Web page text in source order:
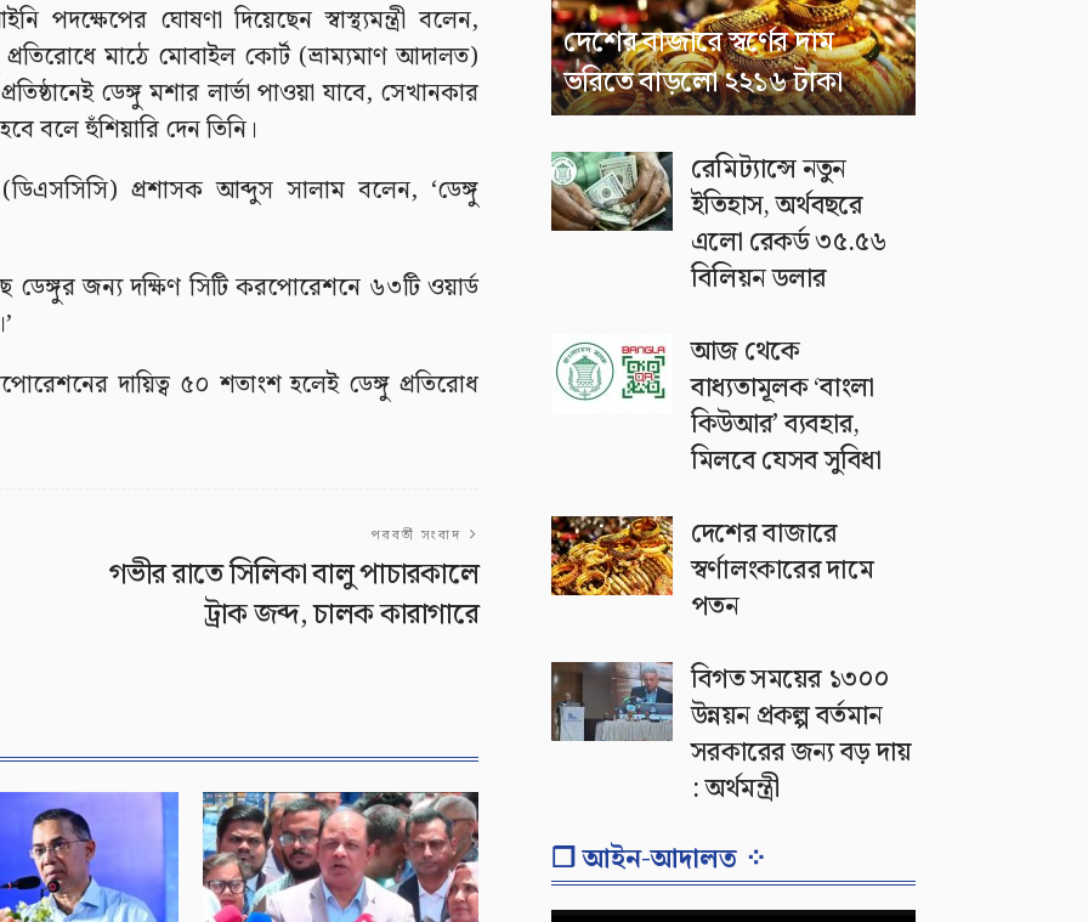
পদক্ষেপের ঘোষণা দিয়েছেন স্বাস্থ্যমন্ত্রী বলেন,
মাঠে মোবাইল কোর্ট (ভ্রাম্যমাণ আদালত)
ডেঙ্গু মশার লার্ভা পাওয়া যাবে, সেখানকার
বলে হুঁশিয়ারি দেন তিনি।
প্রশাসক আব্দুস সালাম বলেন, ‘ডেঙ্গু
জন্য দক্ষিণ সিটি করপোরেশনে ৬৩টি ওয়ার্ড
দায়িত্ব ৫০ শতাংশ হলেই ডেঙ্গু প্রতিরোধ
পরবর্তী সংবাদ
গভীর রাতে সিলিকা বালু পাচারকালে
ট্রাক জব্দ, চালক কারাগারে
দেশের বাজারে স্বর্ণের দাম
ভরিতে বাড়লো ২২১৬ টাকা
রেমিট্যান্সে নতুন
ইতিহাস, অর্থবছরে
এলো রেকর্ড ৩৫.৫৬
বিলিয়ন ডলার
আজ থেকে
বাধ্যতামূলক ‘বাংলা
কিউআর’ ব্যবহার,
মিলবে যেসব সুবিধা
দেশের বাজারে
স্বর্ণালংকারের দামে
পতন
বিগত সময়ের ১৩০০
উন্নয়ন প্রকল্প বর্তমান
সরকারের জন্য বড় দায়
: অর্থমন্ত্রী
❐ আইন-আদালত ⁘